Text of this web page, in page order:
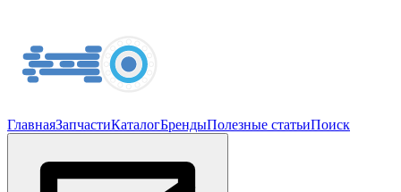
ГлавнаяЗапчастиКаталогБрендыПолезные статьиПоиск